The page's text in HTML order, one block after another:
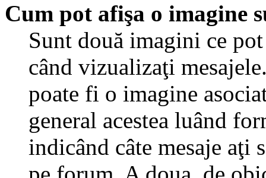
Cum pot afişa o imagine
Sunt două imagini ce
când vizualizaţi
poate fi o imagine
general acestea luând
indicând câte mesaje aţi